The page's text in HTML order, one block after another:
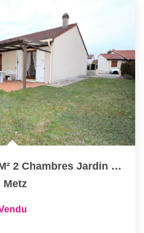
Maison 4 Pièces 75 M² 2 Chambres Jardin Garage À Vendre À...
Metz